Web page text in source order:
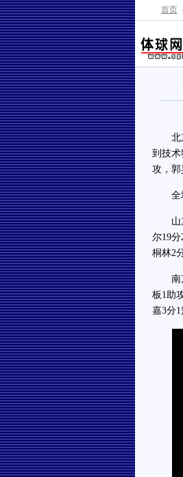
首页
北京
到技术
攻，郭
全场
山东
尔19
桐林2
南京
板1助
嘉3分1